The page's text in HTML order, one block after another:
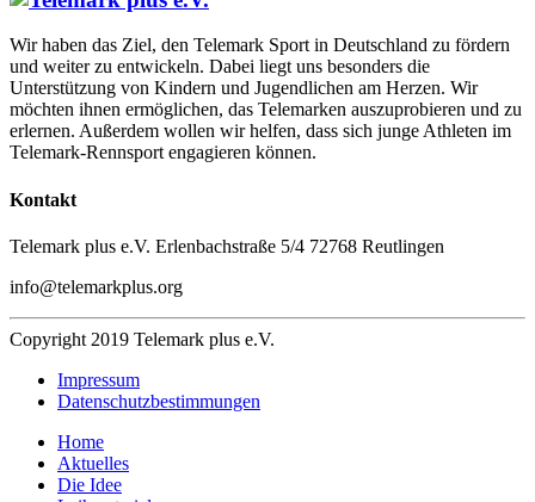
Wir haben das Ziel, den Telemark Sport in Deutschland zu fördern
und weiter zu entwickeln. Dabei liegt uns besonders die
Unterstützung von Kindern und Jugendlichen am Herzen. Wir
möchten ihnen ermöglichen, das Telemarken auszuprobieren und zu
erlernen. Außerdem wollen wir helfen, dass sich junge Athleten im
Telemark-Rennsport engagieren können.
Kontakt
Telemark plus e.V. Erlenbachstraße 5/4 72768 Reutlingen
info@telemarkplus.org
Copyright 2019 Telemark plus e.V.
Impressum
Datenschutzbestimmungen
Home
Aktuelles
Die Idee